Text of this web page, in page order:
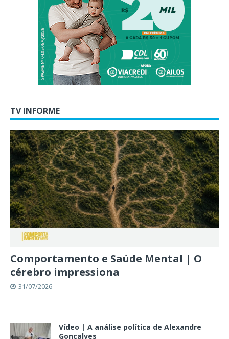
TV INFORME
Comportamento e Saúde Mental | O
cérebro impressiona
31/07/2026
Vídeo | A análise política de Alexandre
Gonçalves